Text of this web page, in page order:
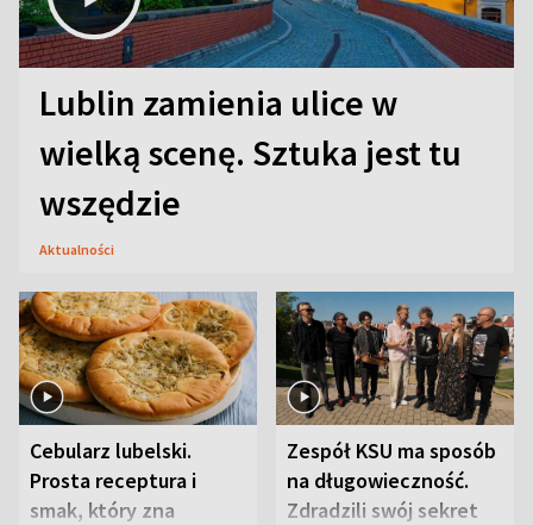
Lublin zamienia ulice w
wielką scenę. Sztuka jest tu
wszędzie
Aktualności
Cebularz lubelski.
Prosta receptura i
smak, który zna
Zespół KSU ma sposób
na długowieczność.
Zdradzili swój sekret